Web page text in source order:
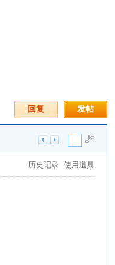
发帖
回复
历史记录 使用道具